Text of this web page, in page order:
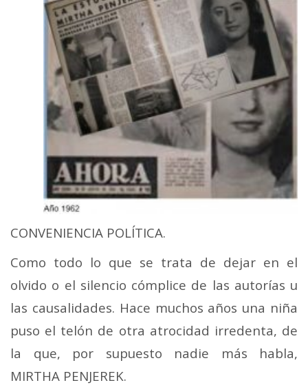
CONVENIENCIA POLÍTICA.
Como todo lo que se trata de dejar en el
olvido o el silencio cómplice de las autorías u
las causalidades. Hace muchos años una niña
puso el telón de otra atrocidad irredenta, de
la que, por supuesto nadie más habla,
MIRTHA PENJEREK.